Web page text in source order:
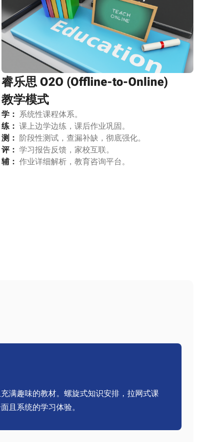
睿乐思 O2O (Offline-to-Online)
教学模式
学： 系统性课程体系。
练： 课上边学边练，课后作业巩固。
测： 阶段性测试，查漏补缺，彻底强化。
评： 学习报告反馈，家校互联。
辅： 作业详细解析，教育咨询平台。
满趣味的教材。螺旋式知识安排，拉网式课
且系统的学习体验。